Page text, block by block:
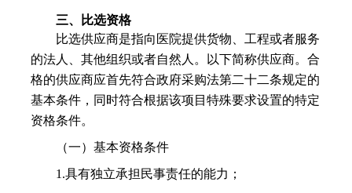
三、比选资格
比选供应商是指向医院提供货物、工程或者服务
的法人、其他组织或者自然人。以下简称供应商。合
格的供应商应首先符合政府采购法第二十二条规定的
基本条件，同时符合根据该项目特殊要求设置的特定
资格条件。
（一）基本资格条件
1.具有独立承担民事责任的能力；